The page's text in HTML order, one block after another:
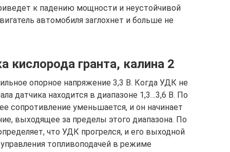
к падению мощности и неустойчивой
автомобиля заглохнет и больше не
кислорода гранта, калина 2
опорное напряжение 3,3 В. Когда УДК не
датчика находится в диапазоне 1,3…3,6 В. По
сопротивление уменьшается, и он начинает
выходящее за пределы этого диапазона. По
что УДК прогрелся, и его выходной
топливоподачей в режиме